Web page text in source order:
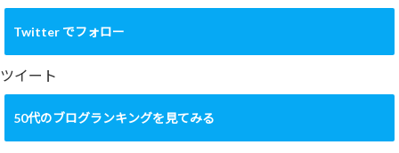
ー
イ
ブ
Twitter でフォロー
ツイート
50代のブログランキングを見てみる